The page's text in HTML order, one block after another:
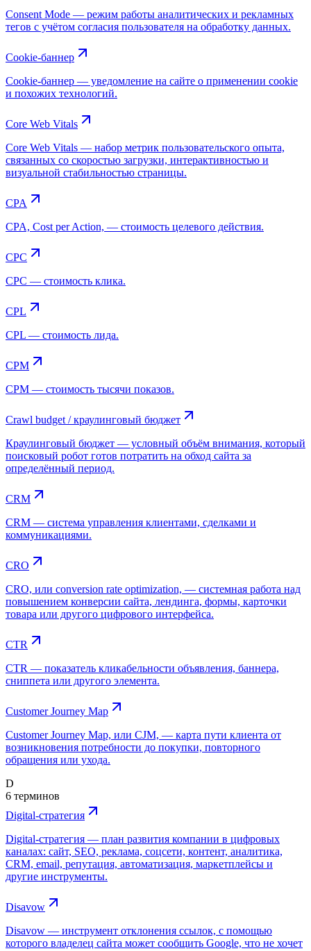
Consent Mode — режим работы аналитических и рекламных
тегов с учётом согласия пользователя на обработку данных.
Cookie-баннер
Cookie-баннер — уведомление на сайте о применении cookie
и похожих технологий.
Core Web Vitals
Core Web Vitals — набор метрик пользовательского опыта,
связанных со скоростью загрузки, интерактивностью и
визуальной стабильностью страницы.
CPA
CPA, Cost per Action, — стоимость целевого действия.
CPC
CPC — стоимость клика.
CPL
CPL — стоимость лида.
CPM
CPM — стоимость тысячи показов.
Crawl budget / краулинговый бюджет
Краулинговый бюджет — условный объём внимания, который
поисковый робот готов потратить на обход сайта за
определённый период.
CRM
CRM — система управления клиентами, сделками и
коммуникациями.
CRO
CRO, или conversion rate optimization, — системная работа над
повышением конверсии сайта, лендинга, формы, карточки
товара или другого цифрового интерфейса.
CTR
CTR — показатель кликабельности объявления, баннера,
сниппета или другого элемента.
Customer Journey Map
Customer Journey Map, или CJM, — карта пути клиента от
возникновения потребности до покупки, повторного
обращения или ухода.
D
6 терминов
Digital-стратегия
Digital-стратегия — план развития компании в цифровых
каналах: сайт, SEO, реклама, соцсети, контент, аналитика,
CRM, email, репутация, автоматизация, маркетплейсы и
другие инструменты.
Disavow
Disavow — инструмент отклонения ссылок, с помощью
которого владелец сайта может сообщить Google, что не хочет